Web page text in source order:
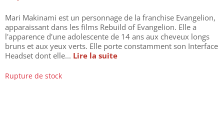
Mari Makinami est un personnage de la franchise Evangelion,
apparaissant dans les films Rebuild of Evangelion. Elle a
l'apparence d'une adolescente de 14 ans aux cheveux longs
bruns et aux yeux verts. Elle porte constamment son Interface
Headset dont elle... Lire la suite
Rupture de stock